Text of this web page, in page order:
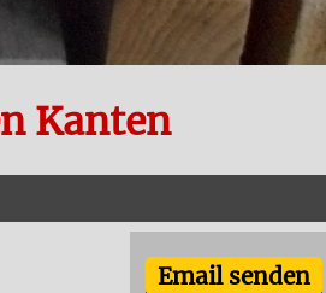
Kanten
Email senden